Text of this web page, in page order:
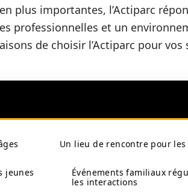
plus importantes, l’Actiparc
professionnelles et un
de choisir l’Actiparc pour
jeunes
Un lieu de rencontre pour
Événements familiaux
les interactions